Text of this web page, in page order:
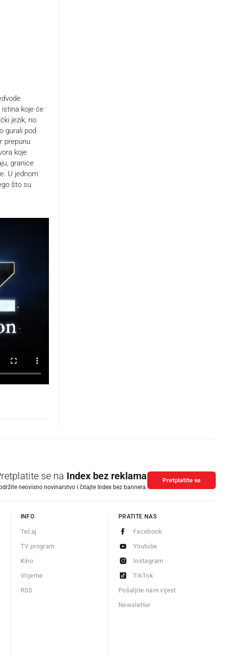
istina koje će
jezik, no
gurali pod
prepunu
koje
granice
U jednom
što su
se na Index bez reklama
neovisno novinarstvo i čitajte Index bez bannera.
Pretplatite se
INFO
Tečaj
TV program
Kino
Vrijeme
RSS
PRATITE NAS
Facebook
Youtube
Instagram
TikTok
Pošaljite nam vijest
Newsletter